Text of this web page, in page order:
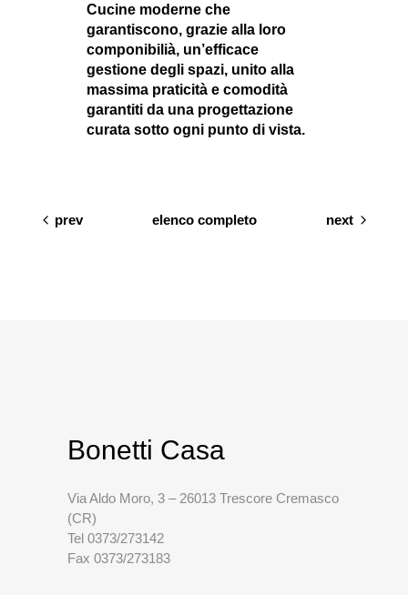
Cucine moderne che
garantiscono, grazie alla loro
componibilià, un’efficace
gestione degli spazi, unito alla
massima praticità e comodità
garantiti da una progettazione
curata sotto ogni punto di vista.
prev elenco completo next
Bonetti Casa
Via Aldo Moro, 3 – 26013 Trescore Cremasco
(CR)
Tel 0373/273142
Fax 0373/273183